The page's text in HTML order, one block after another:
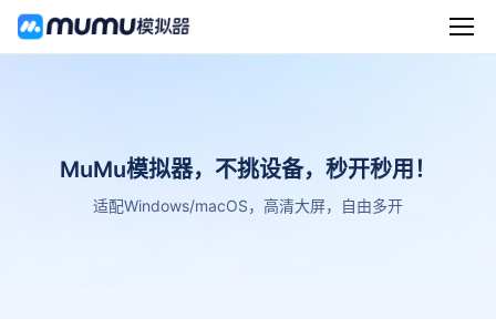
MuMu模拟器，不挑设备，秒开秒用！
适配Windows/macOS，高清大屏，自由多开